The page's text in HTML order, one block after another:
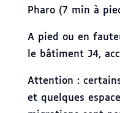
Pharo (7 min à
A pied ou en
le bâtiment J4,
Attention :
et quelques